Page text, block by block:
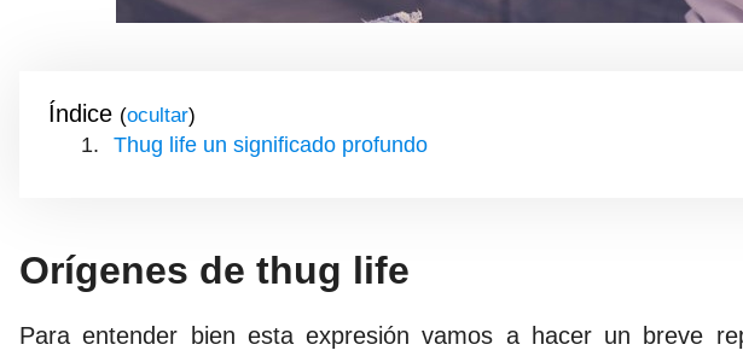
Índice ( )
Thug life un significado profundo
Orígenes de thug life
Para entender bien esta expresión vamos a hacer un breve